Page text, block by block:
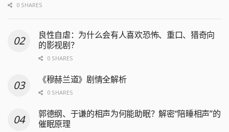
0 SHARES
良性自虐：为什么会有人喜欢恐怖、重口、猎奇向
的影视剧？
0 SHARES
《穆赫兰道》剧情全解析
0 SHARES
郭德纲、于谦的相声为何能助眠？解密“陪睡相声”的
催眠原理